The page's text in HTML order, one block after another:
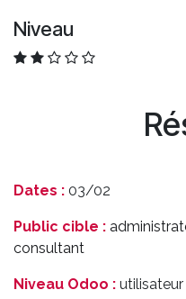
Niveau
Dates : 03/02
Public cible :
consultant
Niveau Odoo :